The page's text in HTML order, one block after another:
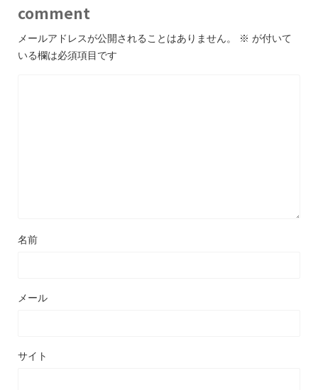
comment
メールアドレスが公開されることはありません。 ※ が付いて
いる欄は必須項目です
名前
メール
サイト